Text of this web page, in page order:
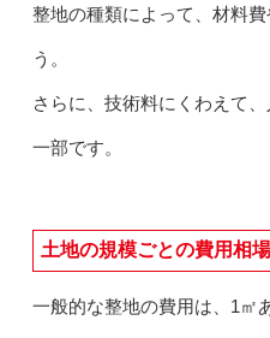
整地の種類によって、材料
う。
さらに、技術料にくわえて
一部です。
土地の規模ごとの費用相場
一般的な整地の費用は、1㎡